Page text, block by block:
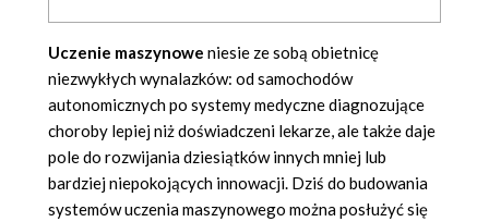
Uczenie maszynowe niesie ze sobą obietnicę
niezwykłych wynalazków: od samochodów
autonomicznych po systemy medyczne diagnozujące
choroby lepiej niż doświadczeni lekarze, ale także daje
pole do rozwijania dziesiątków innych mniej lub
bardziej niepokojących innowacji. Dziś do budowania
systemów uczenia maszynowego można posłużyć się